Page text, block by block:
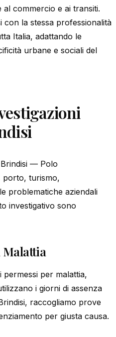
al commercio e ai transiti.
con la stessa professionalità
Italia, adattando le
urbane e sociali del
— Polo
porto, turismo,
problematiche aziendali
investigativo sono
Malattia
permessi per malattia,
i giorni di assenza
raccogliamo prove
per giusta causa.